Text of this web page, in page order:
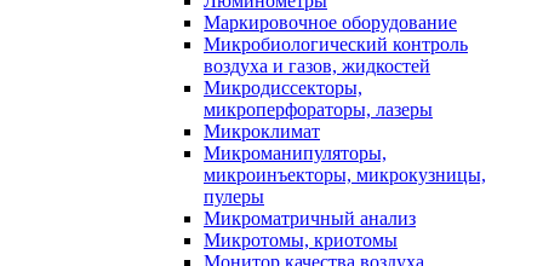
Маркировочное оборудование
Микробиологический контроль
воздуха и газов, жидкостей
Микродиссекторы,
микроперфораторы, лазеры
Микроклимат
Микроманипуляторы,
микроинъекторы, микрокузницы,
пулеры
Микроматричный анализ
Микротомы, криотомы
Монитор качества воздуха